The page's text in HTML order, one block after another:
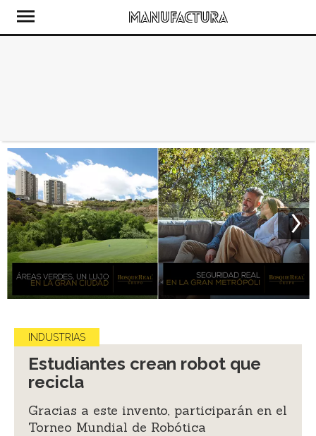
INDUSTRIAS
Estudiantes crean robot que
recicla
Gracias a este invento, participarán en el
Torneo Mundial de Robótica